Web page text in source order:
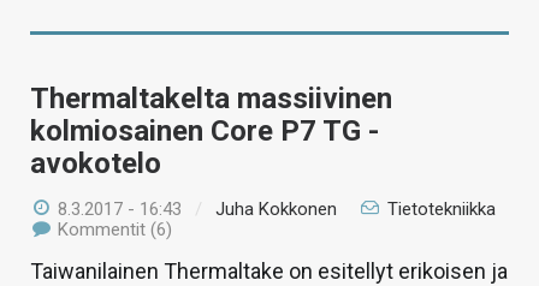
Thermaltakelta massiivinen
kolmiosainen Core P7 TG -
avokotelo
8.3.2017 - 16:43 / Juha Kokkonen
Tietotekniikka
Kommentit (6)
Taiwanilainen Thermaltake on esitellyt erikoisen ja